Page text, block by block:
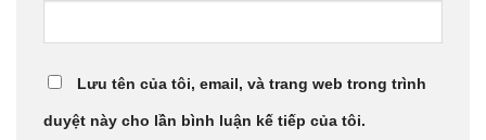
Lưu tên của tôi, email, và trang web trong trình
duyệt này cho lần bình luận kế tiếp của tôi.